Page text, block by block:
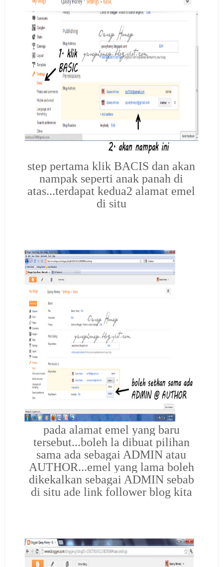
step pertama klik BACIS dan akan
nampak seperti anak panah di
atas...terdapat kedua2 alamat emel
di situ
pada alamat emel yang baru
tersebut...boleh la dibuat pilihan
sama ada sebagai ADMIN atau
AUTHOR...emel yang lama boleh
dikekalkan sebagai ADMIN sebab
di situ ade link follower blog kita